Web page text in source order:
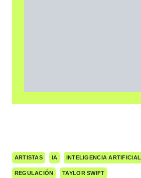
ARTISTAS IA INTELIGENCIA ARTIFICIAL
REGULACIÓN TAYLOR SWIFT